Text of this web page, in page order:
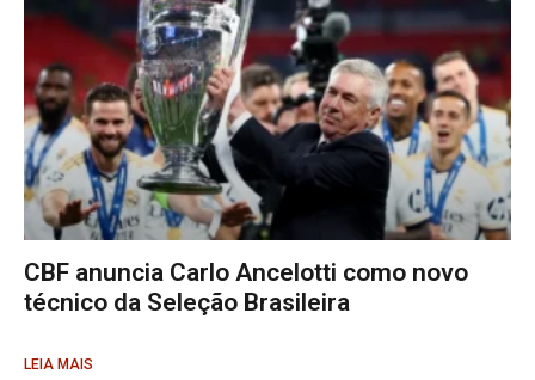
CBF anuncia Carlo Ancelotti como novo
técnico da Seleção Brasileira
LEIA MAIS